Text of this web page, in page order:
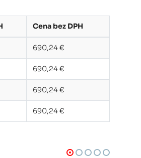
Cena bez DPH
690,24 €
690,24 €
690,24 €
690,24 €